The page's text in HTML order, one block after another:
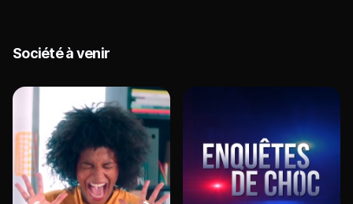
Société à venir